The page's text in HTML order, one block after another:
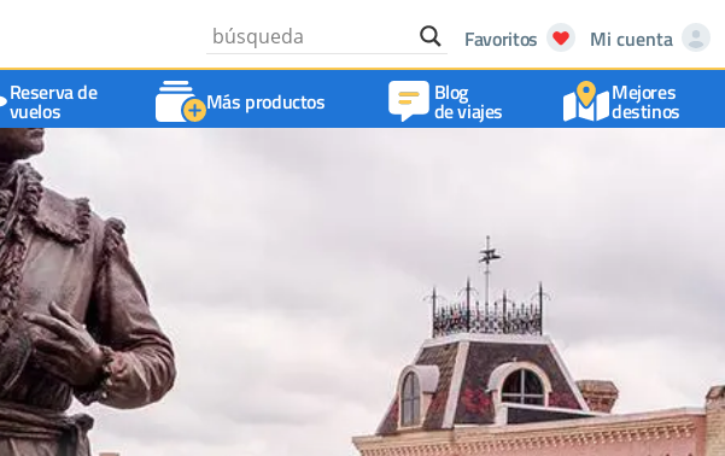
Favoritos
Mi cuenta
Reserva de
vuelos Más productos Blog
de viajes
Mejores
destinos